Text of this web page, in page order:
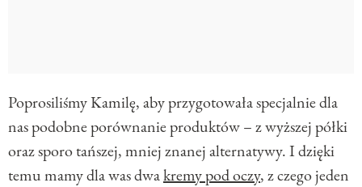
Poprosiliśmy Kamilę, aby przygotowała specjalnie dla
nas podobne porównanie produktów – z wyższej półki
oraz sporo tańszej, mniej znanej alternatywy. I dzięki
temu mamy dla was dwakremy pod oczy, z czego jeden